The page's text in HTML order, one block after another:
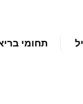
תחומי